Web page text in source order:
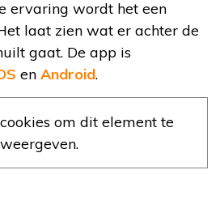
ervaring wordt het een
laat zien wat er achter de
gaat. De app is
en Android.
om dit element te
weergeven.